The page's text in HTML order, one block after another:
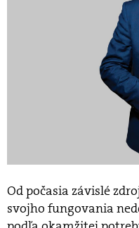
Od počasia závislé
svojho fungovania